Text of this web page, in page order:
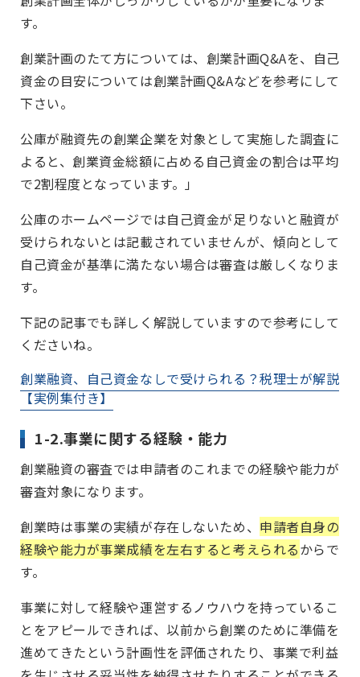
す。
創業計画のたて方については、創業計画Q&Aを、自己
資金の目安については創業計画Q&Aなどを参考にして
下さい。
公庫が融資先の創業企業を対象として実施した調査に
よると、創業資金総額に占める自己資金の割合は平均
で2割程度となっています。」
公庫のホームページでは自己資金が足りないと融資が
受けられないとは記載されていませんが、傾向として
自己資金が基準に満たない場合は審査は厳しくなりま
す。
下記の記事でも詳しく解説していますので参考にして
くださいね。
創業融資、自己資金なしで受けられる？税理士が解説
【実例集付き】
1-2.事業に関する経験・能力
創業融資の審査では申請者のこれまでの経験や能力が
審査対象になります。
創業時は事業の実績が存在しないため、 申請者自身の
経験や能力が事業成績を左右すると考えられるからで
す。
事業に対して経験や運営するノウハウを持っているこ
とをアピールできれば、以前から創業のために準備を
進めてきたという計画性を評価されたり、事業で利益